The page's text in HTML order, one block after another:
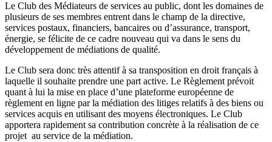
Le Club des Médiateurs de services au public, dont les domaines de
plusieurs de ses membres entrent dans le champ de la directive,
services postaux, financiers, bancaires ou d’assurance, transport,
énergie, se félicite de ce cadre nouveau qui va dans le sens du
développement de médiations de qualité.
Le Club sera donc très attentif à sa transposition en droit français à
laquelle il souhaite prendre une part active. Le Règlement prévoit
quant à lui la mise en place d’une plateforme européenne de
règlement en ligne par la médiation des litiges relatifs à des biens ou
services acquis en utilisant des moyens électroniques. Le Club
apportera rapidement sa contribution concrète à la réalisation de ce
projet au service de la médiation.